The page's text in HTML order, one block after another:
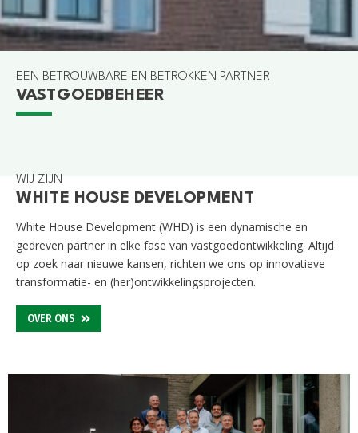
EEN BETROUWBARE EN BETROKKEN PARTNER
VASTGOEDBEHEER
GOUDA
GOUWEKERK
TIELWEG 26/28/30
WIJ ZIJN
WHITE HOUSE DEVELOPMENT
White House Development (WHD) is een dynamische en
gedreven partner in elke fase van vastgoedontwikkeling. Altijd
op zoek naar nieuwe kansen, richten we ons op innovatieve
transformatie- en (her)ontwikkelingsprojecten.
OVER ONS